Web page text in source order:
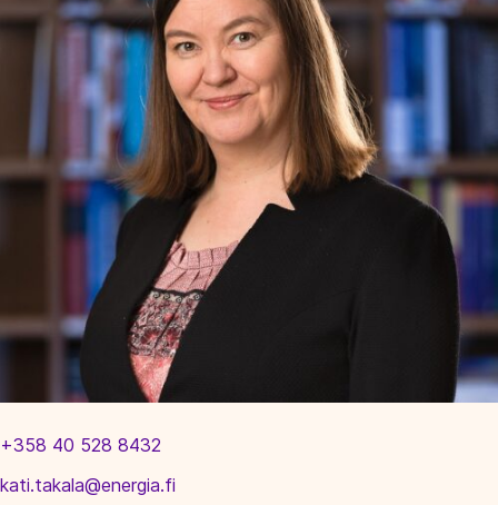
+358 40 528 8432
kati.takala@energia.fi